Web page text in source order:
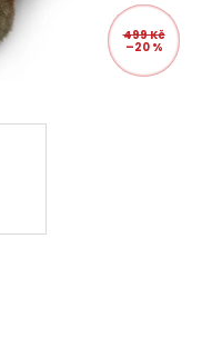
499 Kč
–20 %